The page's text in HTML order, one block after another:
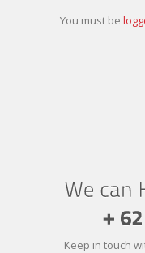
You must be
Keep in touch